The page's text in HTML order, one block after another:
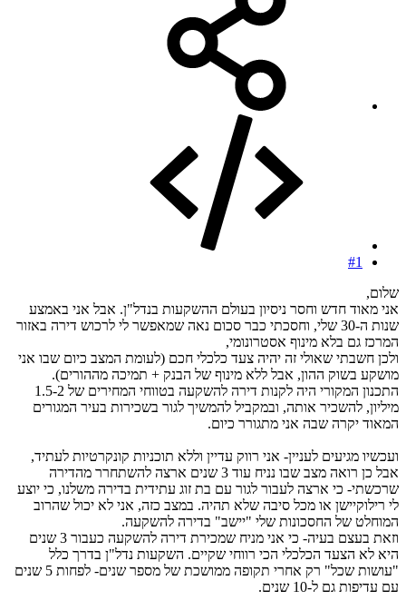
#1
שלום,
אני מאוד חדש וחסר ניסיון בעולם ההשקעות בנדל"ן. אבל אני באמצע
שנות ה-30 שלי, וחסכתי כבר סכום נאה שמאפשר לי לרכוש דירה באזור
המרכז גם בלא מינוף אסטרונומי,
ולכן חשבתי שאולי זה יהיה צעד כלכלי חכם (לעומת המצב כיום שבו אני
מושקע בשוק ההון, אבל ללא מינוף של הבנק + תמיכה מההורים).
התכנון המקורי היה לקנות דירה להשקעה בטווחי המחירים של 1.5-2
מיליון, להשכיר אותה, ובמקביל להמשיך לגור בשכירות בעיר המגורים
המאוד יקרה שבה אני מתגורר כיום.
ועכשיו מגיעים לעניין- אני רווק עדיין וללא תוכניות קונקרטיות לעתיד,
אבל כן רואה מצב שבו נניח עוד 3 שנים ארצה להשתחרר מהדירה
שרכשתי- כי ארצה לעבור לגור עם בת זוג עתידית בדירה משלנו, כי יוצע
לי רילוקיישן או מכל סיבה שלא תהיה. במצב כזה, אני לא יכול שהרוב
המוחלט של החסכונות שלי "יישב" בדירה להשקעה.
וזאת בעצם בעיה- כי אני מניח שמכירת דירה להשקעה כעבור 3 שנים
היא לא הצעד הכלכלי הכי רווחי שקיים. השקעות נדל"ן בדרך כלל
"עושות שכל" רק אחרי תקופה ממושכת של מספר שנים- לפחות 5 שנים
עם עדיפות גם ל-10 שנים.